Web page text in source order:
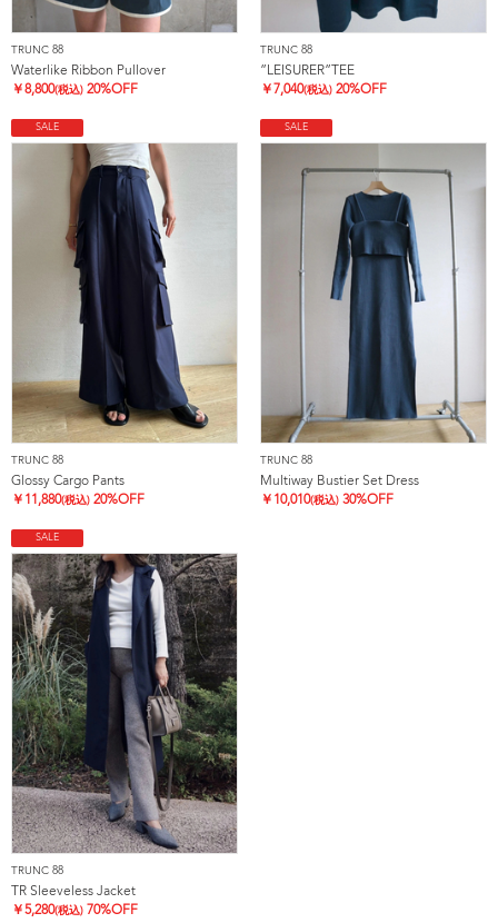
TRUNC 88
Waterlike Ribbon Pullover
￥8,800(税込) 20%OFF
TRUNC 88
”LEISURER”TEE
￥ 7,040(税込) 20%OFF
SALE
TRUNC 88
Glossy Cargo Pants
￥ 11,880(税込) 20%OFF
SALE
TRUNC 88
Multiway Bustier Set Dress
￥ 10,010(税込) 30%OFF
SALE
TRUNC 88
TR Sleeveless Jacket
￥5,280(税込) 70%OFF